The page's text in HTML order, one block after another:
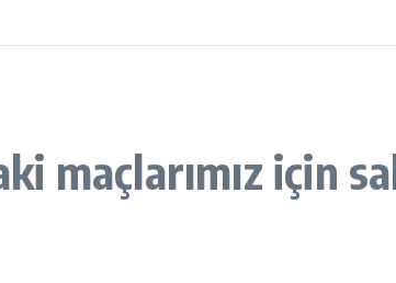
maçlarımız için